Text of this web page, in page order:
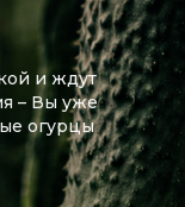
и ждут
– Вы уже
огурцы